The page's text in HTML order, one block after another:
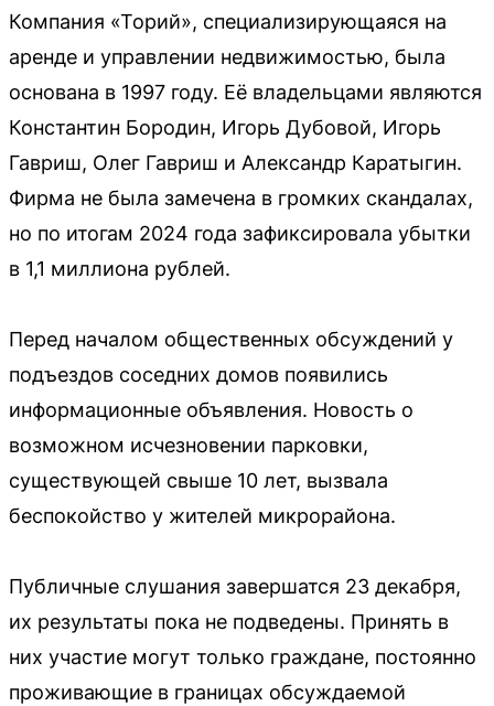
Компания «Торий», специализирующаяся на
аренде и управлении недвижимостью, была
основана в 1997 году. Её владельцами являются
Константин Бородин, Игорь Дубовой, Игорь
Гавриш, Олег Гавриш и Александр Каратыгин.
Фирма не была замечена в громких скандалах,
но по итогам 2024 года зафиксировала убытки
в 1,1 миллиона рублей.
Перед началом общественных обсуждений у
подъездов соседних домов появились
информационные объявления. Новость о
возможном исчезновении парковки,
существующей свыше 10 лет, вызвала
беспокойство у жителей микрорайона.
Публичные слушания завершатся 23 декабря,
их результаты пока не подведены. Принять в
них участие могут только граждане, постоянно
проживающие в границах обсуждаемой